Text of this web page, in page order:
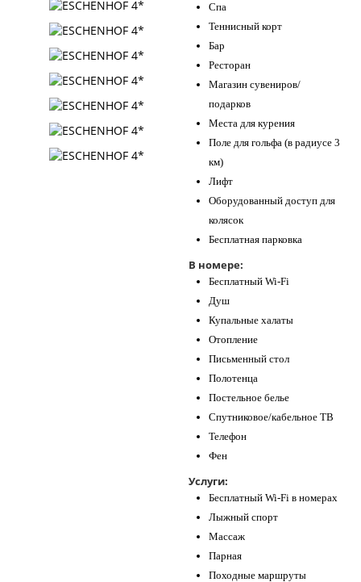
Спа
Теннисный корт
Бар
Ресторан
Магазин сувениров/
подарков
Места для курения
Поле для гольфа (в радиусе 3
км)
Лифт
Оборудованный доступ для
колясок
Бесплатная парковка
В номере:
Бесплатный Wi-Fi
Душ
Купальные халаты
Отопление
Письменный стол
Полотенца
Постельное белье
Спутниковое/кабельное ТВ
Телефон
Фен
Услуги:
Бесплатный Wi-Fi в номерах
Лыжный спорт
Массаж
Парная
Походные маршруты